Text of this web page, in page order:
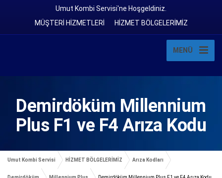
Umut Kombi Servisi'ne Hoşgeldiniz.
MÜŞTERİ HİZMETLERİ
HİZMET BÖLGELERİMİZ
MENÜ
Demirdöküm Millennium
Plus F1 ve F4 Arıza Kodu
Umut Kombi Servisi HİZMET BÖLGELERİMİZ Arıza Kodları